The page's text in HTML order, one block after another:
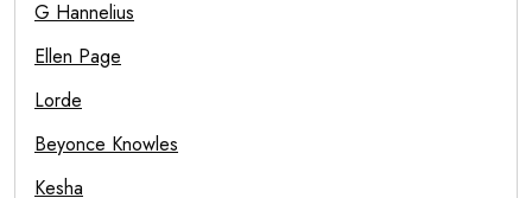
G Hannelius
Ellen Page
Lorde
Beyonce Knowles
Kesha